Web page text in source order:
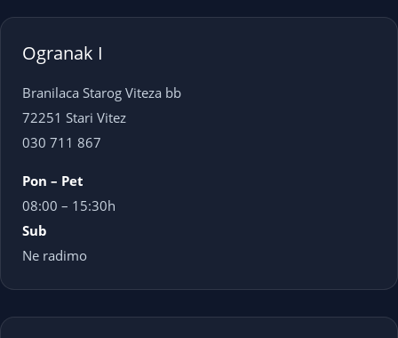
Ogranak I
Branilaca Starog Viteza bb
72251 Stari Vitez
030 711 867
Pon – Pet
08:00 – 15:30h
Sub
Ne radimo